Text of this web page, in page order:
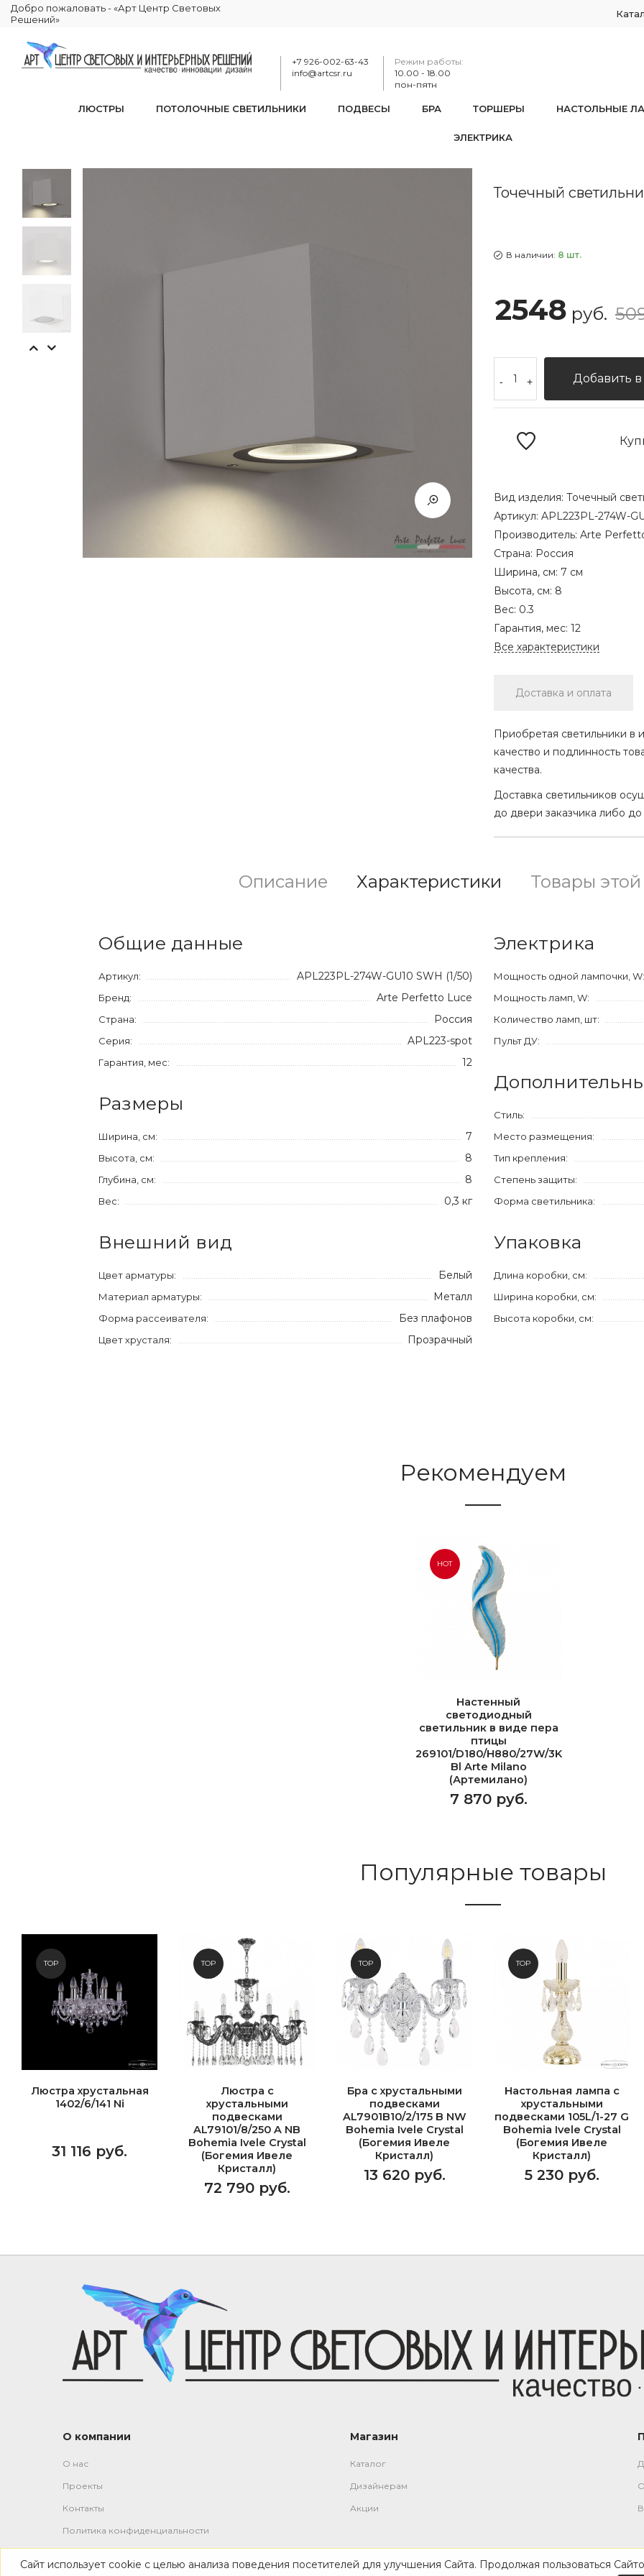
Добро пожаловать - «Арт Центр Световых
Решений»
+7 926-002-63-43
info@artcsr.ru
Режим работы:
10.00 - 18.00
пон-пятн
ЛЮСТРЫ ПОТОЛОЧНЫЕ СВЕТИЛЬНИКИ ПОДВЕСЫ БРА ТОРШЕРЫ НАСТОЛЬНЫЕ
ЭЛЕКТРИКА
Точечный
В наличии: 8 шт.
2548 руб.
- + Добавить
Вид изделия: Точечный
Артикул: APL223PL-274W-
Производитель: Arte
Страна: Россия
Ширина, см: 7 см
Высота, см: 8
Вес: 0.3
Гарантия, мес: 12
Все характеристики
Доставка и оплата
Приобретая светильники в
качество и подлинность
качества.
Доставка светильников
до двери заказчика либо
Описание Характеристики Товары
Общие данные
Артикул: APL223PL-274W-GU10 SWH (1/50)
Бренд: Arte Perfetto Luce
Страна: Россия
Серия: APL223-spot
Гарантия, мес: 12
Размеры
Ширина, см: 7
Высота, см: 8
Глубина, см: 8
Вес: 0,3 кг
Внешний вид
Цвет арматуры: Белый
Материал арматуры: Металл
Форма рассеивателя: Без плафонов
Цвет хрусталя: Прозрачный
Электрика
Мощность одной лампочки, W:
Мощность ламп, W:
Количество ламп, шт:
Пульт ДУ:
Стиль:
Место размещения:
Тип крепления:
Степень защиты:
Форма светильника:
Упаковка
Длина коробки, см:
Ширина коробки, см:
Высота коробки, см:
Рекомендуем
HOT
Настенный
светодиодный
светильник в виде пера
птицы
269101/D180/H880/27W/3K
Bl Arte Milano
(Артемилано)
7 870 руб.
Популярные товары
TOP
Люстра хрустальная
1402/6/141 Ni
31 116 руб.
TOP
Люстра с
хрустальными
подвесками
AL79101/8/250 A NB
Bohemia Ivele Crystal
(Богемия Ивеле
Кристалл)
72 790 руб.
NEW
TOP
Бра с хрустальными
подвесками
AL7901B10/2/175 B NW
Bohemia Ivele Crystal
(Богемия Ивеле
Кристалл)
13 620 руб.
TOP
Настольная лампа с
хрустальными
подвесками 105L/1-27 G
Bohemia Ivele Crystal
(Богемия Ивеле
Кристалл)
5 230 руб.
О компании
О нас
Проекты
Контакты
Политика конфиденциальности
Магазин
Каталог
Дизайнерам
Акции
Сайт использует cookie с целью анализа поведения посетителей для улучшения Сайта. Продолжая пользоваться